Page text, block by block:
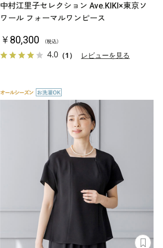
中村江里子セレクション Ave.KIKI×東京ソ
ワール フォーマルワンピース
￥80,300 （税込）
4.0 （1） レビューを見る